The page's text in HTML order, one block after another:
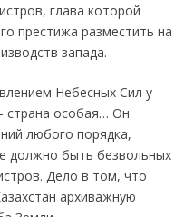
глава которой
престижа разместить на
запада.
Небесных Сил у
страна особая… Он
любого порядка,
должно быть безвольных
Дело в том, что
архиважную